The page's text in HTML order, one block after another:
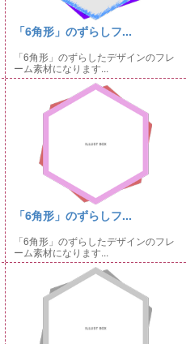
「6角形」のずらしフ...
「6角形」のずらしたデザインのフレ
ーム素材になります...
「6角形」のずらしフ...
「6角形」のずらしたデザインのフレ
ーム素材になります...